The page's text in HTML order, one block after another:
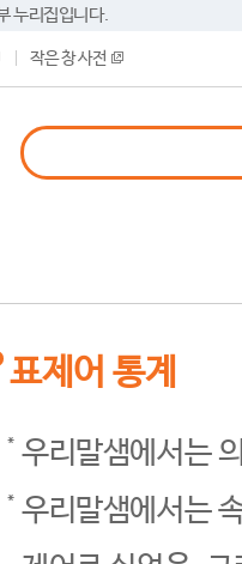
누리집입니다.
작은 창 사전
표제어 통계
우리말샘에서는
우리말샘에서는